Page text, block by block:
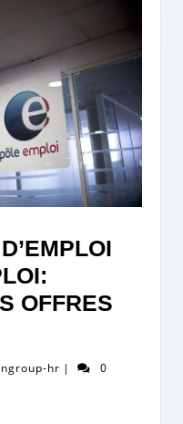
OFFRES
hrpngroup-
|
0